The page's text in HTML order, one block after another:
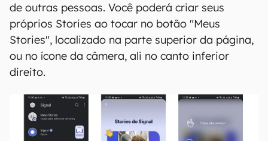
de outras pessoas. Você poderá criar seus
próprios Stories ao tocar no botão "Meus
Stories", localizado na parte superior da página,
ou no ícone da câmera, ali no canto inferior
direito.